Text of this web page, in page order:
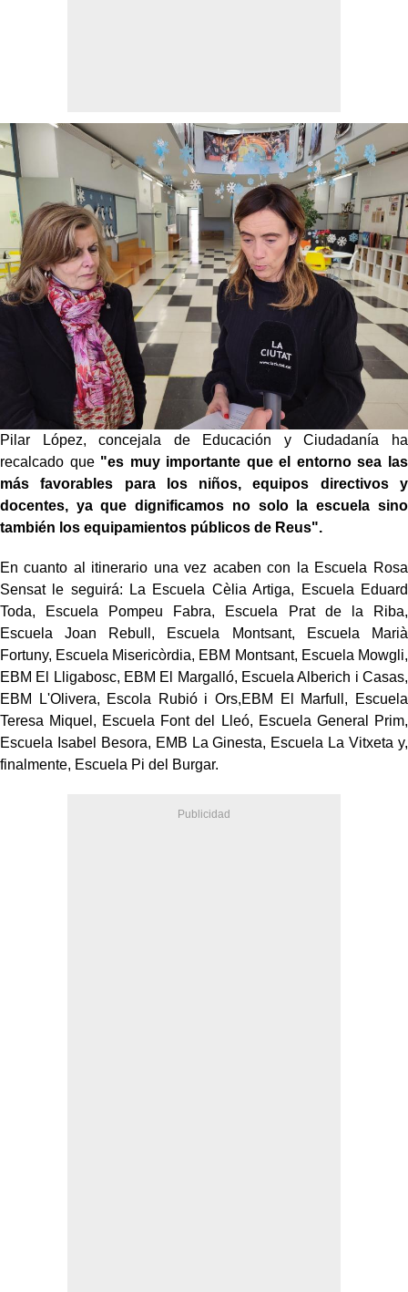
Pilar López, concejala de Educación y Ciudadanía ha
recalcado que "es muy importante que el entorno sea las
más favorables para los niños, equipos directivos y
docentes, ya que dignificamos no solo la escuela sino
también los equipamientos públicos de Reus".
En cuanto al itinerario una vez acaben con la Escuela Rosa
Sensat le seguirá: La Escuela Cèlia Artiga, Escuela Eduard
Toda, Escuela Pompeu Fabra, Escuela Prat de la Riba,
Escuela Joan Rebull, Escuela Montsant, Escuela Marià
Fortuny, Escuela Misericòrdia, EBM Montsant, Escuela Mowgli,
EBM El Lligabosc, EBM El Margalló, Escuela Alberich i Casas,
EBM L'Olivera, Escola Rubió i Ors,EBM El Marfull, Escuela
Teresa Miquel, Escuela Font del Lleó, Escuela General Prim,
Escuela Isabel Besora, EMB La Ginesta, Escuela La Vitxeta y,
finalmente, Escuela Pi del Burgar.